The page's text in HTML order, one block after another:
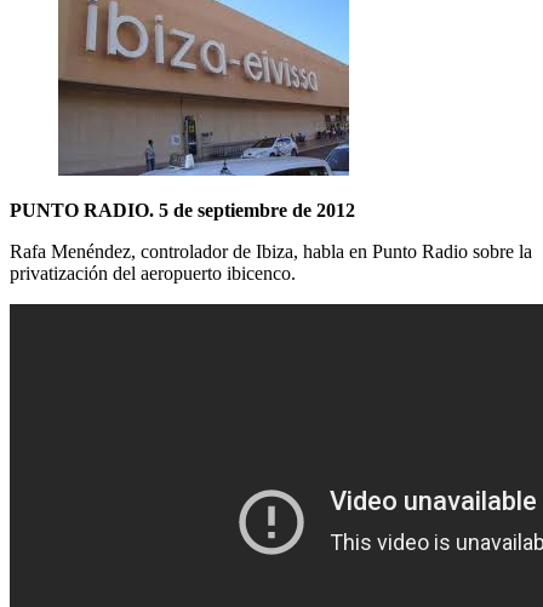
PUNTO RADIO. 5 de septiembre de 2012
Rafa Menéndez, controlador de Ibiza, habla en Punto Radio sobre la
privatización del aeropuerto ibicenco.